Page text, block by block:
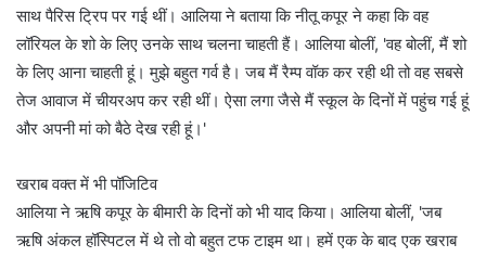
साथ पैरिस ट्रिप पर गई थीं। आलिया ने बताया कि नीतू कपूर ने कहा कि वह
लॉरियल के शो के लिए उनके साथ चलना चाहती हैं। आलिया बोलीं, 'वह बोलीं, मैं शो
के लिए आना चाहती हूं। मुझे बहुत गर्व है। जब मैं रैम्प वॉक कर रही थी तो वह सबसे
तेज आवाज में चीयरअप कर रही थीं। ऐसा लगा जैसे मैं स्कूल के दिनों में पहुंच गई हूं
और अपनी मां को बैठे देख रही हूं।'
खराब वक्त में भी पॉजिटिव
आलिया ने ऋषि कपूर के बीमारी के दिनों को भी याद किया। आलिया बोलीं, 'जब
ऋषि अंकल हॉस्पिटल में थे तो वो बहुत टफ टाइम था। हमें एक के बाद एक खराब